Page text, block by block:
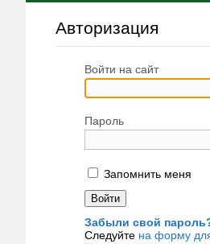
Авторизация
Войти на сайт
Пароль
Запомнить меня
Забыли свой
Следуйте на форму